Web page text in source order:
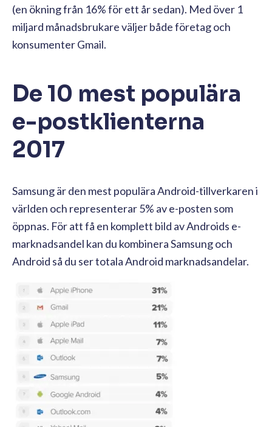
(en ökning från 16% för ett år sedan). Med över 1
miljard månadsbrukare väljer både företag och
konsumenter Gmail.
De 10 mest populära
e-postklienterna
2017
Samsung är den mest populära Android-tillverkaren i
världen och representerar 5% av e-posten som
öppnas. För att få en komplett bild av Androids e-
marknadsandel kan du kombinera Samsung och
Android så du ser totala Android marknadsandelar.